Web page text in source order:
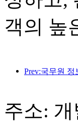
객의 높
주소: